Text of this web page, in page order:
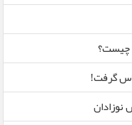
گرفت!